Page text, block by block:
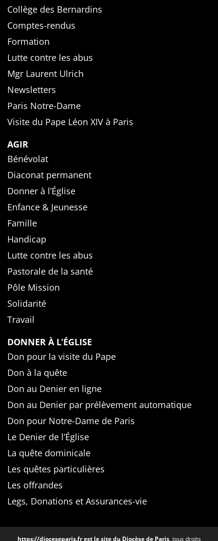
Collège des Bernardins
Comptes-rendus
Formation
Lutte contre les abus
Mgr Laurent Ulrich
Newsletters
Paris Notre-Dame
Visite du Pape Léon XIV à Paris
AGIR
Bénévolat
Diaconat permanent
Donner à l’Église
Enfance & Jeunesse
Famille
Handicap
Lutte contre les abus
Pastorale de la santé
Pôle Mission
Solidarité
Travail
DONNER À L’ÉGLISE
Don pour la visite du Pape
Don à la quête
Don au Denier en ligne
Don au Denier par prélèvement automatique
Don pour Notre-Dame de Paris
Le Denier de l’Église
La quête dominicale
Les quêtes particulières
Les offrandes
Legs, Donations et Assurances-vie
https://dioceseparis.frest le site du Diocèse de Paris, tous droits